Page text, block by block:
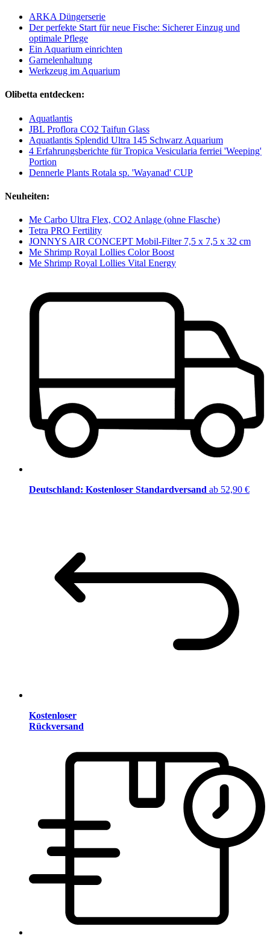
ARKA Düngerserie
Der perfekte Start für neue Fische: Sicherer Einzug und
optimale Pflege
Ein Aquarium einrichten
Garnelenhaltung
Werkzeug im Aquarium
Olibetta entdecken:
Aquatlantis
JBL Proflora CO2 Taifun Glass
Aquatlantis Splendid Ultra 145 Schwarz Aquarium
4 Erfahrungsberichte für Tropica Vesicularia ferriei 'Weeping'
Portion
Dennerle Plants Rotala sp. 'Wayanad' CUP
Neuheiten:
Me Carbo Ultra Flex, CO2 Anlage (ohne Flasche)
Tetra PRO Fertility
JONNYS AIR CONCEPT Mobil-Filter 7,5 x 7,5 x 32 cm
Me Shrimp Royal Lollies Color Boost
Me Shrimp Royal Lollies Vital Energy
Deutschland: Kostenloser Standardversand ab 52,90 €
Kostenloser
Rückversand